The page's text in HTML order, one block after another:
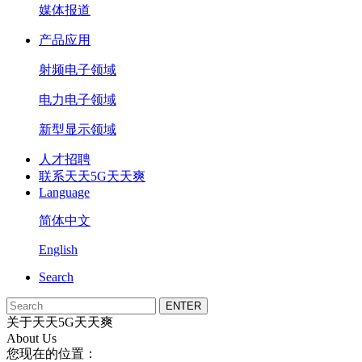
媒体报道
产品应用
射频电子领域
电力电子领域
新型显示领域
人才招聘
联系天天5G天天爽
Language
简体中文
English
Search
关于天天5G天天爽
About Us
您现在的位置：